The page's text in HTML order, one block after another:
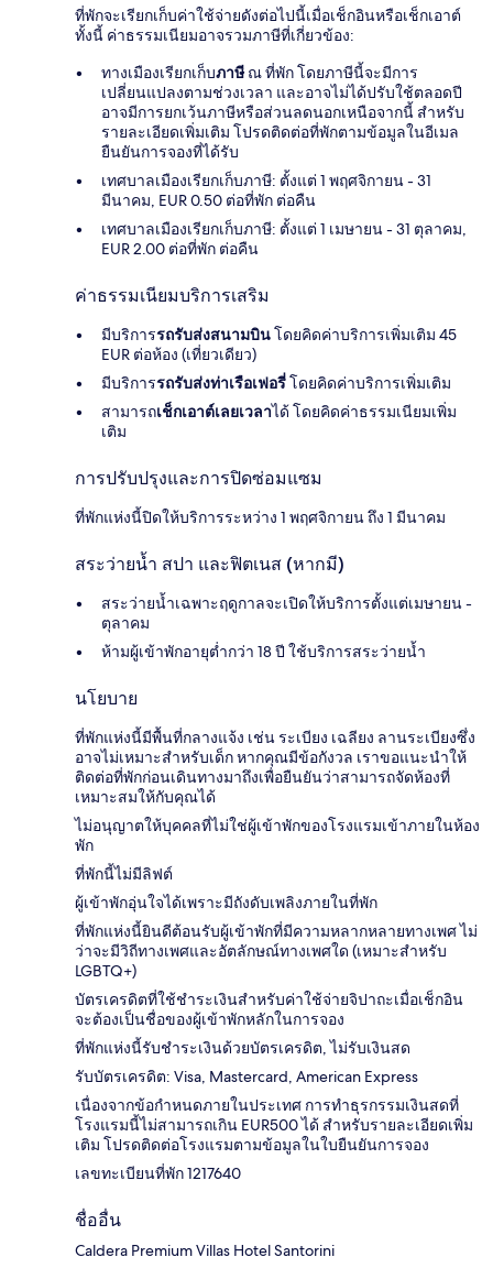
ที่พักจะเรียกเก็บค่าใช้จ่ายดังต่อไปนี้เมื่อเช็กอินหรือเช็กเอาต์
ทั้งนี้ ค่าธรรมเนียมอาจรวมภาษีที่เกี่ยวข้อง:
ทางเมืองเรียกเก็บภาษีณ ที่พัก โดยภาษีนี้จะมีการ
เปลี่ยนแปลงตามช่วงเวลา และอาจไม่ได้ปรับใช้ตลอดปี
อาจมีการยกเว้นภาษีหรือส่วนลดนอกเหนือจากนี้ สำหรับ
รายละเอียดเพิ่มเติม โปรดติดต่อที่พักตามข้อมูลในอีเมล
ยืนยันการจองที่ได้รับ
เทศบาลเมืองเรียกเก็บภาษี: ตั้งแต่ 1 พฤศจิกายน - 31
มีนาคม, EUR 0.50 ต่อที่พัก ต่อคืน
เทศบาลเมืองเรียกเก็บภาษี: ตั้งแต่ 1 เมษายน - 31 ตุลาคม,
EUR 2.00 ต่อที่พัก ต่อคืน
ค่าธรรมเนียมบริการเสริม
มีบริการรถรับส่งสนามบินโดยคิดค่าบริการเพิ่มเติม 45
EUR ต่อห้อง (เที่ยวเดียว)
มีบริการรถรับส่งท่าเรือเฟอรี่โดยคิดค่าบริการเพิ่มเติม
สามารถเช็กเอาต์เลยเวลาได้ โดยคิดค่าธรรมเนียมเพิ่ม
เติม
การปรับปรุงและการปิดซ่อมแซม
ที่พักแห่งนี้ปิดให้บริการระหว่าง 1 พฤศจิกายน ถึง 1 มีนาคม
สระว่ายน้ำ สปา และฟิตเนส (หากมี)
สระว่ายน้ำเฉพาะฤดูกาลจะเปิดให้บริการตั้งแต่เมษายน -
ตุลาคม
ห้ามผู้เข้าพักอายุต่ำกว่า 18 ปี ใช้บริการสระว่ายน้ำ
นโยบาย
ที่พักแห่งนี้มีพื้นที่กลางแจ้ง เช่น ระเบียง เฉลียง ลานระเบียงซึ่ง
อาจไม่เหมาะสำหรับเด็ก หากคุณมีข้อกังวล เราขอแนะนำให้
ติดต่อที่พักก่อนเดินทางมาถึงเพื่อยืนยันว่าสามารถจัดห้องที่
เหมาะสมให้กับคุณได้
ไม่อนุญาตให้บุคคลที่ไม่ใช่ผู้เข้าพักของโรงแรมเข้าภายในห้อง
พัก
ที่พักนี้ไม่มีลิฟต์
ผู้เข้าพักอุ่นใจได้เพราะมีถังดับเพลิงภายในที่พัก
ที่พักแห่งนี้ยินดีต้อนรับผู้เข้าพักที่มีความหลากหลายทางเพศ ไม่
ว่าจะมีวิถีทางเพศและอัตลักษณ์ทางเพศใด (เหมาะสำหรับ
LGBTQ+)
บัตรเครดิตที่ใช้ชำระเงินสำหรับค่าใช้จ่ายจิปาถะเมื่อเช็กอิน
จะต้องเป็นชื่อของผู้เข้าพักหลักในการจอง
ที่พักแห่งนี้รับชำระเงินด้วยบัตรเครดิต, ไม่รับเงินสด
รับบัตรเครดิต: Visa, Mastercard, American Express
เนื่องจากข้อกำหนดภายในประเทศ การทำธุรกรรมเงินสดที่
โรงแรมนี้ไม่สามารถเกิน EUR500 ได้ สำหรับรายละเอียดเพิ่ม
เติม โปรดติดต่อโรงแรมตามข้อมูลในใบยืนยันการจอง
เลขทะเบียนที่พัก 1217640
ชื่ออื่น
Caldera Premium Villas Hotel Santorini